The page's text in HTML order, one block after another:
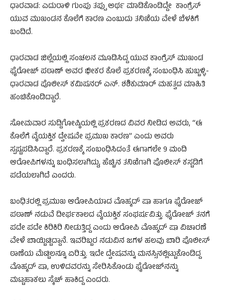
ಧಾರವಾಡ: ಎದುರಾಳಿ ಗುಂಪು ತಪ್ಪು ಅರ್ಥ ಮಾಡಿಕೊಂಡಿದ್ದೇ ಕಾಂಗ್ರೆಸ್
ಯುವ ಮುಖಂಡನ ಕೊಲೆಗೆ ಕಾರಣ ಎಂಬುದು ತನಿಖೆಯ ವೇಳೆ ಬೆಳಕಿಗೆ
ಬಂದಿದೆ.
ಧಾರವಾಡ ಜಿಲ್ಲೆಯಲ್ಲಿ ಸಂಚಲನ ಮೂಡಿಸಿದ್ದ ಯುವ ಕಾಂಗ್ರೆಸ್ ಮುಖಂಡ
ಫೈರೋಜ್ ಪಠಾಣ್ ಅವರ ಭೀಕರ ಕೊಲೆ ಪ್ರಕರಣಕ್ಕೆ ಸಂಬಂಧಿಸಿ ಹುಬ್ಬಳ್ಳಿ-
ಧಾರವಾಡ ಪೊಲೀಸ್ ಕಮಿಷನರ್ ಎನ್. ಶಶಿಕುಮಾರ್ ಮಹತ್ವದ ಮಾಹಿತಿ
ಹಂಚಿಕೊಂಡಿದ್ದಾರೆ.
ಸೋಮವಾರ ಸುದ್ದಿಗೋಷ್ಠಿಯಲ್ಲಿ ಪ್ರಕರಣದ ವಿವರ ನೀಡಿದ ಅವರು, “ಈ
ಕೊಲೆಗೆ ವೈಯಕ್ತಿಕ ದ್ವೇಷವೇ ಪ್ರಮುಖ ಕಾರಣ” ಎಂದು ಅವರು
ಸ್ಪಷ್ಟಪಡಿಸಿದ್ದಾರೆ. ಪ್ರಕರಣಕ್ಕೆ ಸಂಬಂಧಿಸಿದಂತೆ ಈಗಾಗಲೇ 9 ಮಂದಿ
ಆರೋಪಿಗಳನ್ನು ಬಂಧಿಸಲಾಗಿದ್ದು, ಹೆಚ್ಚಿನ ತನಿಖೆಗಾಗಿ ಪೊಲೀಸ್ ಕಸ್ಟಡಿಗೆ
ಪಡೆಯಲಾಗಿದೆ ಎಂದರು.
ಬಂಧಿತರಲ್ಲಿ ಪ್ರಮುಖ ಆರೋಪಿಯಾದ ಮೊಹ್ಮದ್ ಷಾ ಹಾಗೂ ಫೈರೋಜ್
ಪಠಾಣ್ ನಡುವೆ ದೀರ್ಘಕಾಲದ ವೈಯಕ್ತಿಕ ಸಂಘರ್ಷವಿತ್ತು. ಫೈರೋಜ್ ತನಗೆ
ಪದೇ ಪದೇ ಕಿರಿಕಿರಿ ನೀಡುತ್ತಿದ್ದ ಎಂದು ಆರೋಪಿ ಮೊಹ್ಮದ್ ಷಾ ವಿಚಾರಣೆ
ವೇಳೆ ಬಾಯ್ಬಿಟ್ಟಿದ್ದಾನೆ. ಇವರಿಬ್ಬರ ನಡುವಿನ ಜಗಳ ಹಲವು ಬಾರಿ ಪೊಲೀಸ್
ಠಾಣೆಯ ಮೆಟ್ಟಿಲನ್ನೂ ಏರಿತ್ತು. ಇದೇ ದ್ವೇಷವನ್ನು ಮನಸ್ಸಿನಲ್ಲಿಟ್ಟುಕೊಂಡಿದ್ದ
ಮೊಹ್ಮದ್ ಷಾ, ಉಳಿದವರನ್ನು ಸೇರಿಸಿಕೊಂಡು ಫೈರೋಜ್‌ನನ್ನು
ಮಟ್ಟಹಾಕಲು ಸ್ಕೆಚ್ ಹಾಕಿದ್ದ ಎಂದರು.